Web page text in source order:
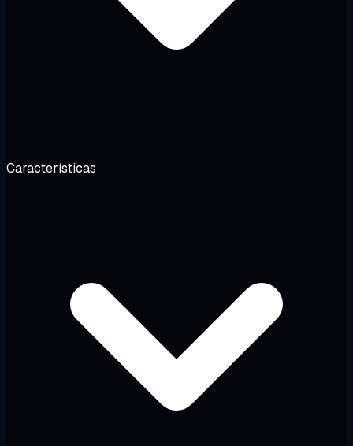
Características